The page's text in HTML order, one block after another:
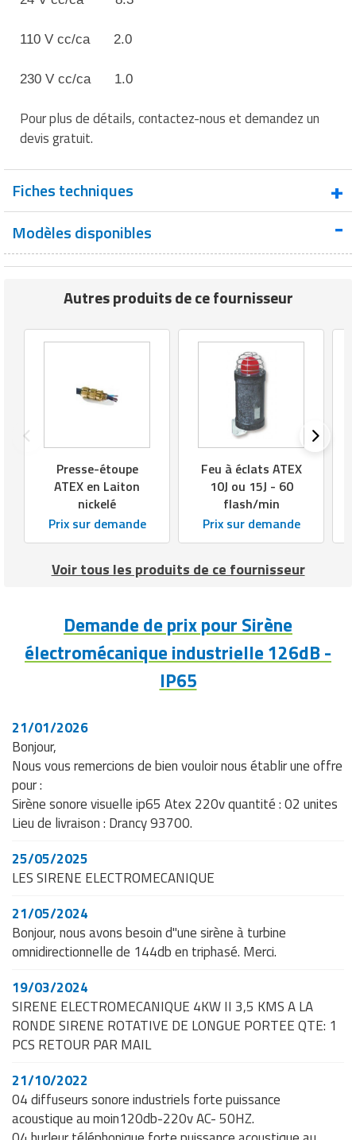
110 V cc/ca 2.0
230 V cc/ca 1.0
Pour plus de détails, contactez-nous et demandez un
devis gratuit.
Fiches techniques
Fiche technique : Sirène électromécanique
Modèles disponibles
Autres produits de ce fournisseur
Presse-étoupe
ATEX en Laiton
nickelé
Prix sur demande
Feu à éclats ATEX
10J ou 15J - 60
flash/min
Prix sur demande
Voir tous les produits de ce fournisseur
Demande de prix pour Sirène
électromécanique industrielle 126dB -
IP65
21/01/2026
Bonjour,
Nous vous remercions de bien vouloir nous établir une offre
pour :
Sirène sonore visuelle ip65 Atex 220v quantité : 02 unites
Lieu de livraison : Drancy 93700.
25/05/2025
LES SIRENE ELECTROMECANIQUE
21/05/2024
Bonjour, nous avons besoin d"une sirène à turbine
omnidirectionnelle de 144db en triphasé. Merci.
19/03/2024
SIRENE ELECTROMECANIQUE 4KW II 3,5 KMS A LA
RONDE SIRENE ROTATIVE DE LONGUE PORTEE QTE: 1
PCS RETOUR PAR MAIL
21/10/2022
04 diffuseurs sonore industriels forte puissance
acoustique au moin120db-220v AC- 50HZ.